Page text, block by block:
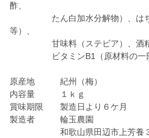
酢、
たん白加水分解物）、はちみ
等）、
甘味料（ステビア）、酒精
ビタミンB1（原材料の一部
原産地 紀州（梅）
内容量 １ｋｇ
賞味期限 製造日より６ケ月
製造者 輪玉農園
和歌山県田辺市上芳養３